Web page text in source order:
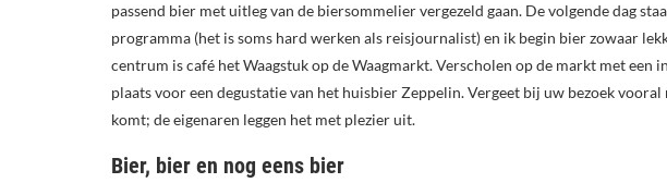
passend bier met uitleg van de biersommelier vergezeld gaan. De volgende dag
programma (het is soms hard werken als reisjournalist) en ik begin bier zowaar
centrum is café het Waagstuk op de Waagmarkt. Verscholen op de markt met een
plaats voor een degustatie van het huisbier Zeppelin. Vergeet bij uw bezoek
komt; de eigenaren leggen het met plezier uit.
Bier, bier en nog eens bier